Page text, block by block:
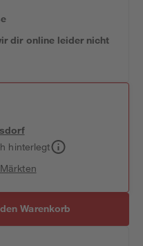
dir online leider nicht
hinterlegt
Warenkorb